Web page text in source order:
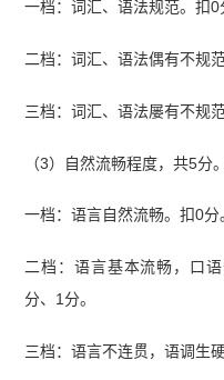
一档：词汇、语法规范。扣0
二档：词汇、语法偶有不规
三档：词汇、语法屡有不规
（3）自然流畅程度，共5分
一档：语言自然流畅。扣0分
二档：语言基本流畅，口
分、1分。
三档：语言不连贯，语调生